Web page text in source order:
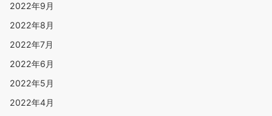
2022年9月
2022年8月
2022年7月
2022年6月
2022年5月
2022年4月